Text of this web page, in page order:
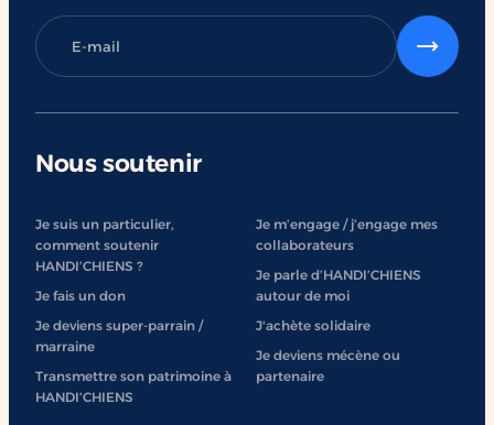
Nous soutenir
Je suis un particulier,
comment soutenir
HANDI’CHIENS ?
Je fais un don
Je deviens super-parrain /
marraine
Transmettre son patrimoine à
HANDI’CHIENS
Je m’engage / j’engage mes
collaborateurs
Je parle d’HANDI’CHIENS
autour de moi
J'achète solidaire
Je deviens mécène ou
partenaire